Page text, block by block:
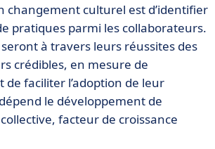
changement culturel est d’identifier
pratiques parmi les collaborateurs.
à travers leurs réussites des
crédibles, en mesure de
de faciliter l’adoption de leur
le développement de
facteur de croissance